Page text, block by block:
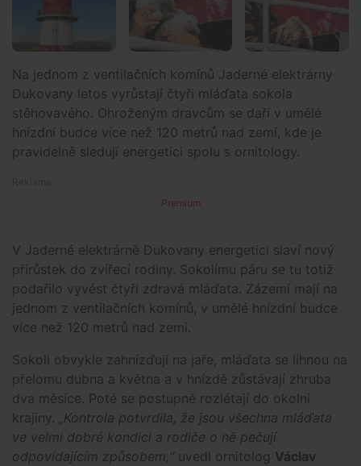
Na jednom z ventilačních komínů Jaderné elektrárny
Dukovany letos vyrůstají čtyři mláďata sokola
stěhovavého. Ohroženým dravcům se daří v umělé
hnízdní budce více než 120 metrů nad zemí, kde je
pravidelně sledují energetici spolu s ornitology.
Premium
V Jaderné elektrárně Dukovany energetici slaví nový
přírůstek do zvířecí rodiny. Sokolímu páru se tu totiž
podařilo vyvést čtyři zdravá mláďata. Zázemí mají na
jednom z ventilačních komínů, v umělé hnízdní budce
více než 120 metrů nad zemí.
Sokoli obvykle zahnízďují na jaře, mláďata se líhnou na
přelomu dubna a května a v hnízdě zůstávají zhruba
dva měsíce. Poté se postupně rozlétají do okolní
krajiny.
„Kontrola potvrdila, že jsou všechna mláďata
ve velmi dobré kondici a rodiče o ně pečují
odpovídajícím způsobem,“ uvedl ornitolog Václav